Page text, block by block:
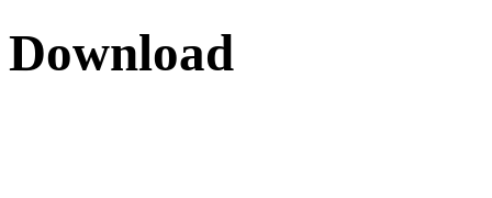
Download